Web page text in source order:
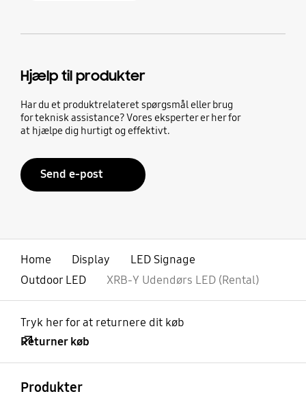
Hjælp til produkter
Har du et produktrelateret spørgsmål eller brug
for teknisk assistance? Vores eksperter er her for
at hjælpe dig hurtigt og effektivt.
Send e-post
Home Display
LED Signage
Outdoor LED
XRB-Y Udendørs LED (Rental)
Tryk her for at returnere dit køb
Returner køb
Produkter